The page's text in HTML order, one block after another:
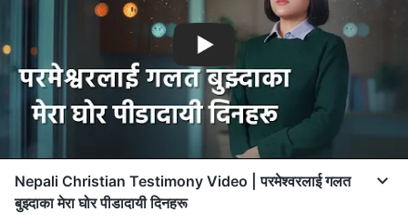
Nepali Christian Testimony Video | परमेश्वरलाई गलत
बुझ्दाका मेरा घोर पीडादायी दिनहरू